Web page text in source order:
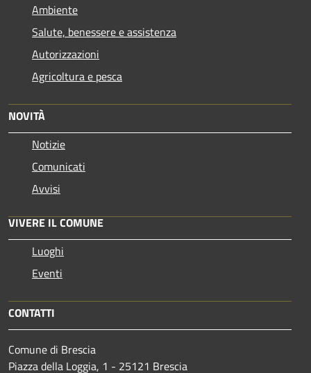
Ambiente
Salute, benessere e assistenza
Autorizzazioni
Agricoltura e pesca
NOVITÀ
Notizie
Comunicati
Avvisi
VIVERE IL COMUNE
Luoghi
Eventi
CONTATTI
Comune di Brescia
Piazza della Loggia, 1 - 25121 Brescia